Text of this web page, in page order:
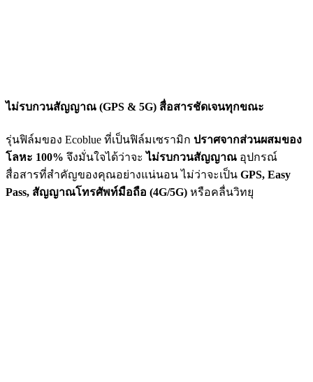
ไม่รบกวนสัญญาณ (GPS & 5G) สื่อสารชัดเจนทุกขณะ
รุ่นฟิล์มของ Ecoblue ที่เป็นฟิล์มเซรามิก ปราศจากส่วนผสมของ
โลหะ 100% จึงมั่นใจได้ว่าจะไม่รบกวนสัญญาณ อุปกรณ์
สื่อสารที่สำคัญของคุณอย่างแน่นอน ไม่ว่าจะเป็น GPS, Easy
Pass, สัญญาณโทรศัพท์มือถือ (4G/5G) หรือคลื่นวิทยุ